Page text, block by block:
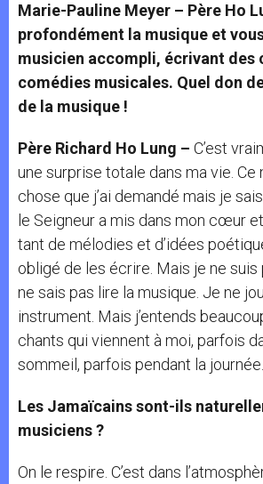
Marie-Pauline Meyer – Père Ho
profondément la musique et
musicien accompli, écrivant des
comédies musicales. Quel don
de la musique !
Père Richard Ho Lung – C’est
une surprise totale dans ma vie. Ce
chose que j’ai demandé mais je
le Seigneur a mis dans mon cœur
tant de mélodies et d’idées
obligé de les écrire. Mais je ne suis
ne sais pas lire la musique. Je ne
instrument. Mais j’entends
chants qui viennent à moi, parfois
sommeil, parfois pendant la journée.
Les Jamaïcains sont-ils
musiciens ?
On le respire. C’est dans